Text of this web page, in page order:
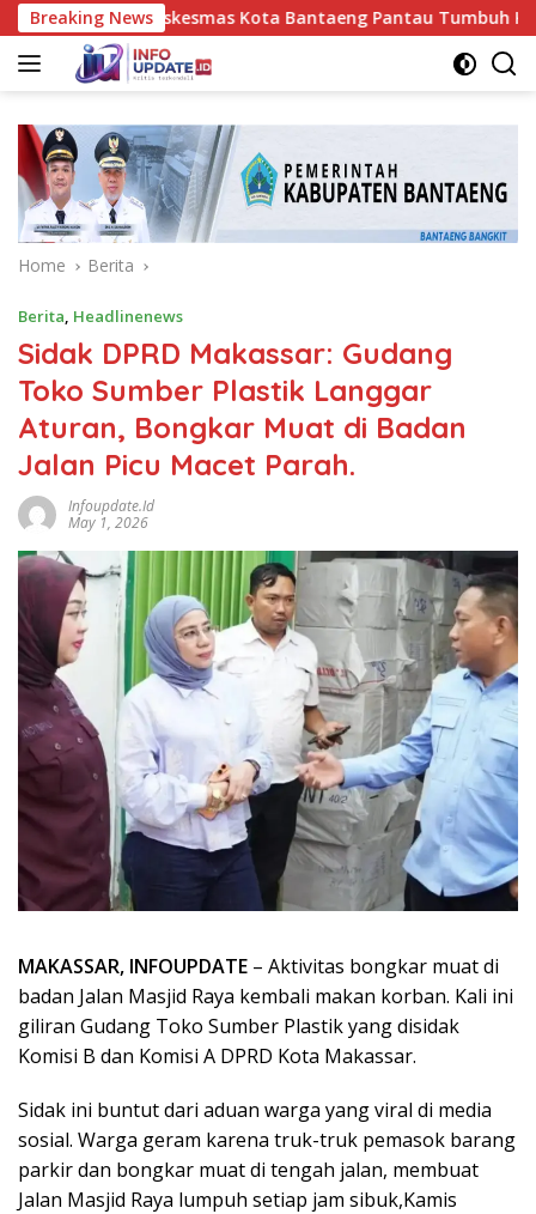
Skip
to
content
Breaking News
UPT Puskesmas Kota Bantaeng Pantau Tumbuh Kembang
Home Berita
Berita, Headlinenews
Sidak DPRD Makassar: Gudang
Toko Sumber Plastik Langgar
Aturan, Bongkar Muat di Badan
Jalan Picu Macet Parah.
Infoupdate.id
May 1, 2026
MAKASSAR, INFOUPDATE – Aktivitas bongkar muat di
badan Jalan Masjid Raya kembali makan korban. Kali ini
giliran Gudang Toko Sumber Plastik yang disidak
Komisi B dan Komisi A DPRD Kota Makassar.
Sidak ini buntut dari aduan warga yang viral di media
sosial. Warga geram karena truk-truk pemasok barang
parkir dan bongkar muat di tengah jalan, membuat
Jalan Masjid Raya lumpuh setiap jam sibuk,Kamis